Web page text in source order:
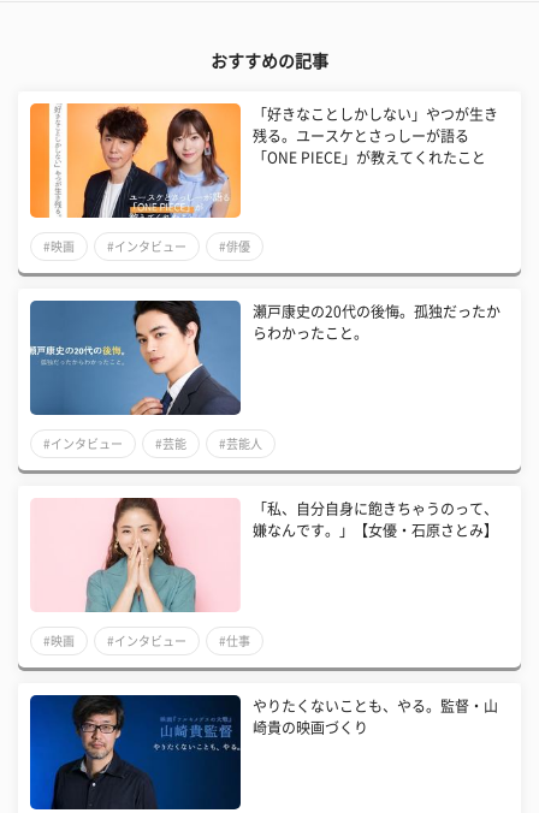
おすすめの記事
「好きなことしかしない」やつが生き
残る。ユースケとさっしーが語る
「ONE PIECE」が教えてくれたこと
#映画 #インタビュー #俳優
瀬戸康史の20代の後悔。孤独だったか
らわかったこと。
#インタビュー #芸能 #芸能人
「私、自分自身に飽きちゃうのって、
嫌なんです。」【女優・石原さとみ】
#映画 #インタビュー #仕事
やりたくないことも、やる。監督・山
崎貴の映画づくり